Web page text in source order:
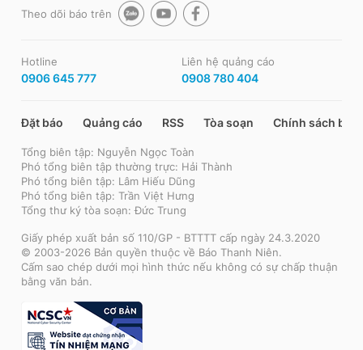
Theo dõi báo trên
Hotline
0906 645 777
Liên hệ quảng cáo
0908 780 404
Đặt báo Quảng cáo RSS Tòa soạn Chính sách bảo
Tổng biên tập: Nguyễn Ngọc Toàn
Phó tổng biên tập thường trực: Hải Thành
Phó tổng biên tập: Lâm Hiếu Dũng
Phó tổng biên tập: Trần Việt Hưng
Tổng thư ký tòa soạn: Đức Trung
Giấy phép xuất bản số 110/GP - BTTTT cấp ngày 24.3.2020
© 2003-2026 Bản quyền thuộc về Báo Thanh Niên.
Cấm sao chép dưới mọi hình thức nếu không có sự chấp thuận
bằng văn bản.